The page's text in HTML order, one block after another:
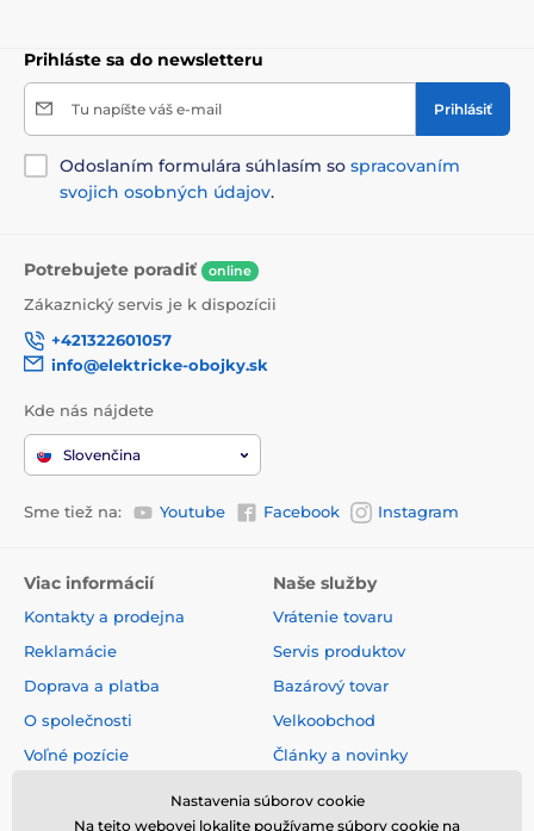
Prihláste sa do newsletteru
Tu napíšte váš e-mail Prihlásiť
Odoslaním formulára súhlasím so spracovaním
svojich osobných údajov.
Potrebujete poradiť online
Zákaznický servis je k dispozícii
+421322601057
info@elektricke-obojky.sk
Kde nás nájdete
Slovenčina
Sme tiež na: Youtube Facebook Instagram
Viac informácií
Kontakty a prodejna
Reklamácie
Doprava a platba
O společnosti
Voľné pozície
Naše služby
Vrátenie tovaru
Servis produktov
Bazárový tovar
Velkoobchod
Články a novinky
Nastavenia súborov cookie
Na tejto webovej lokalite používame súbory cookie na